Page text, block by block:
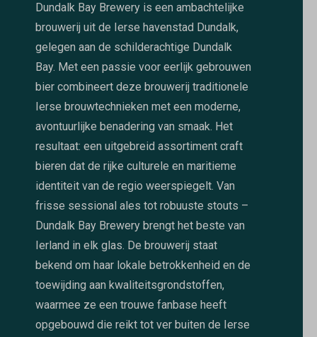
Dundalk Bay Brewery is een ambachtelijke
brouwerij uit de Ierse havenstad Dundalk,
gelegen aan de schilderachtige Dundalk
Bay. Met een passie voor eerlijk gebrouwen
bier combineert deze brouwerij traditionele
Ierse brouwtechnieken met een moderne,
avontuurlijke benadering van smaak. Het
resultaat: een uitgebreid assortiment craft
bieren dat de rijke culturele en maritieme
identiteit van de regio weerspiegelt. Van
frisse sessional ales tot robuuste stouts –
Dundalk Bay Brewery brengt het beste van
Ierland in elk glas. De brouwerij staat
bekend om haar lokale betrokkenheid en de
toewijding aan kwaliteitsgrondstoffen,
waarmee ze een trouwe fanbase heeft
opgebouwd die reikt tot ver buiten de Ierse